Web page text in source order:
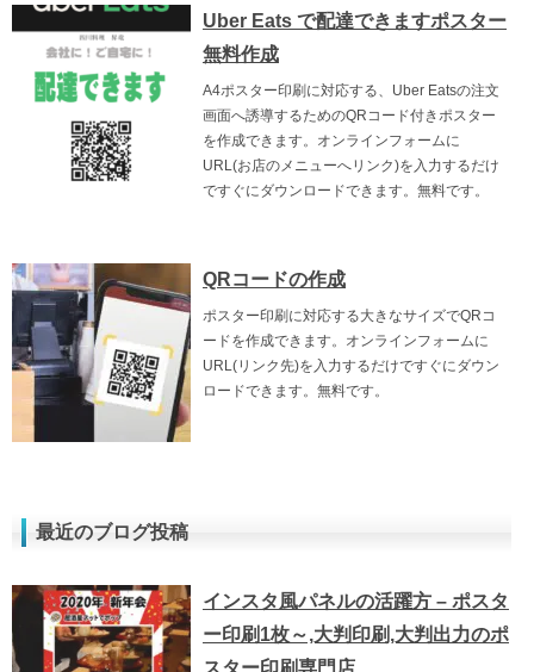
Uber Eats で配達できますポスター
無料作成
A4ポスター印刷に対応する、Uber Eatsの注文
画面へ誘導するためのQRコード付きポスター
を作成できます。オンラインフォームに
URL(お店のメニューへリンク)を入力するだけ
ですぐにダウンロードできます。無料です。
QRコードの作成
ポスター印刷に対応する大きなサイズでQRコ
ードを作成できます。オンラインフォームに
URL(リンク先)を入力するだけですぐにダウン
ロードできます。無料です。
最近のブログ投稿
インスタ風パネルの活躍方 – ポスタ
ー印刷1枚～,大判印刷,大判出力のポ
スター印刷専門店